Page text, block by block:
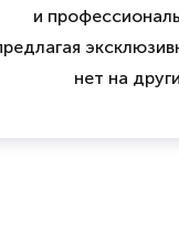
и
нет на